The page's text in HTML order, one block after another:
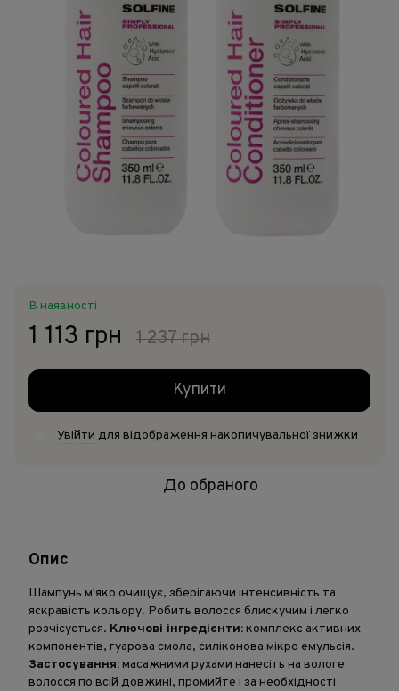
В наявності
1 113 грн 1 237 грн
Купити
Увійти для відображення накопичувальної знижки
До обраного
Опис
Шампунь м'яко очищує, зберігаючи інтенсивність та
яскравість кольору. Робить волосся блискучим і легко
розчісується. Ключові інгредієнти:комплекс активних
компонентів, гуарова смола, силіконова мікро емульсія.
Застосування:масажними рухами нанесіть на вологе
волосся по всій довжині, промийте і за необхідності